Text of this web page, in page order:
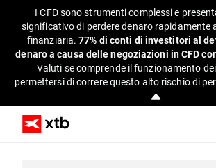
I CFD sono strumenti complessi e
significativo di perdere denaro rapidamente
finanziaria.77% di conti di investitori al
denaro a causa delle negoziazioni in CFD
Valuti se comprende il funzionamento dei
permettersi di correre questo alto rischio di